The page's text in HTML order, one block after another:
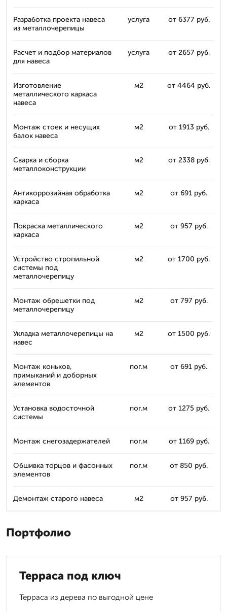
Разработка проекта навеса
из металлочерепицы
услуга от 6377 руб.
Расчет и подбор материалов
для навеса
услуга от 2657 руб.
Изготовление
металлического каркаса
навеса
м2 от 4464 руб.
Монтаж стоек и несущих
балок навеса
м2 от 1913 руб.
Сварка и сборка
металлоконструкции
м2 от 2338 руб.
Антикоррозийная обработка
каркаса
м2 от 691 руб.
Покраска металлического
каркаса
м2 от 957 руб.
Устройство стропильной
системы под
металлочерепицу
м2 от 1700 руб.
Монтаж обрешетки под
металлочерепицу
м2 от 797 руб.
Укладка металлочерепицы на
навес
м2 от 1500 руб.
Монтаж коньков,
примыканий и доборных
элементов
пог.м от 691 руб.
Установка водосточной
системы
пог.м от 1275 руб.
Монтаж снегозадержателей пог.м от 1169 руб.
Обшивка торцов и фасонных
элементов
пог.м от 850 руб.
Демонтаж старого навеса м2 от 957 руб.
Портфолио
Терраса под ключ
Терраса из дерева по выгодной цене